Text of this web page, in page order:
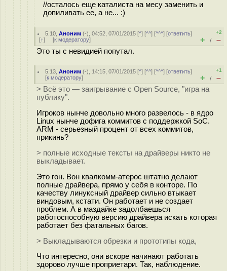
//осталось еще каталиста на месу заменить и
допиливать ее, а не... :)
5.10 ,Аноним (-), 04:52, 07/01/2015 [^] [^^] [^^^] [ответить]
[↑] [к модератору]
+2
+ / –
Это ты с невидией попутал.
5.13 ,Аноним (-), 14:15, 07/01/2015 [^] [^^] [^^^] [ответить]
[к модератору]
+1
+ / –
> Всё это — заигрывание с Open Source, "игра на
публику".
Игроков нынче довольно много развелось - в ядро
Linux нынче дофига коммитов с поддержкой SoC.
ARM - серьезный процент от всех коммитов,
прикинь?
> полные исходные тексты на драйверы никто не
выкладывает.
Это гон. Вон квалкомм-атерос штатно делают
полные драйвера, прямо у себя в конторе. По
качеству линуксный драйвер сильно втыкает
виндовым, кстати. Он работает и не создает
проблем. А в маздайке задолбаешься
работоспособную версию драйвера искать которая
работает без фатальных багов.
> Выкладываются обрезки и прототипы кода,
Что интересно, они вскоре начинают работать
здорово лучше проприетари. Так, наблюдение.